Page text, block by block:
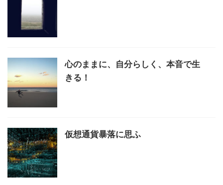
心のままに、自分らしく、本音で生
きる！
仮想通貨暴落に思ふ